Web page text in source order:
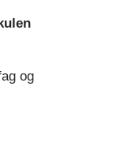
og